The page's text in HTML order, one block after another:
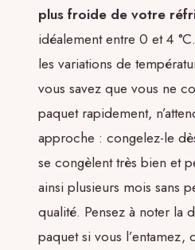
plus froide de votre
idéalement entre 0 et 4
les variations de
vous savez que vous ne
paquet rapidement,
approche : congelez-le
se congèlent très bien et
ainsi plusieurs mois sans
qualité. Pensez à noter la
paquet si vous l’entamez,